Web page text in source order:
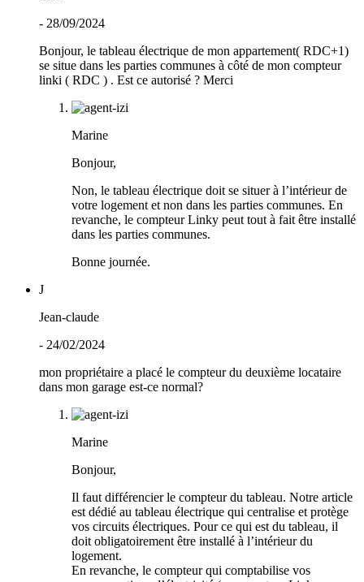
- 28/09/2024
Bonjour, le tableau électrique de mon appartement( RDC+1)
se situe dans les parties communes à côté de mon compteur
linki ( RDC ) . Est ce autorisé ? Merci
Marine
Bonjour,
Non, le tableau électrique doit se situer à l’intérieur de
votre logement et non dans les parties communes. En
revanche, le compteur Linky peut tout à fait être installé
dans les parties communes.
Bonne journée.
J
Jean-claude
- 24/02/2024
mon propriétaire a placé le compteur du deuxième locataire
dans mon garage est-ce normal?
Marine
Bonjour,
Il faut différencier le compteur du tableau. Notre article
est dédié au tableau électrique qui centralise et protège
vos circuits électriques. Pour ce qui est du tableau, il
doit obligatoirement être installé à l’intérieur du
logement.
En revanche, le compteur qui comptabilise vos